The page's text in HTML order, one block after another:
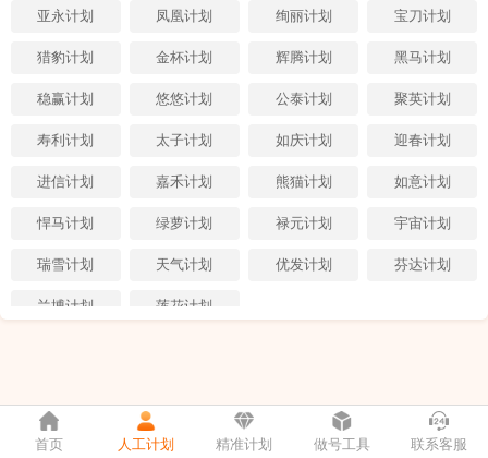
亚永计划 凤凰计划 绚丽计划 宝刀计划
猎豹计划 金杯计划 辉腾计划 黑马计划
稳赢计划 悠悠计划 公泰计划 聚英计划
寿利计划 太子计划 如庆计划 迎春计划
进信计划 嘉禾计划 熊猫计划 如意计划
悍马计划 绿萝计划 禄元计划 宇宙计划
瑞雪计划 天气计划 优发计划 芬达计划
兰博计划 莲花计划
首页 人工计划 精准计划 做号工具 联系客服